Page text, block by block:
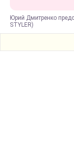
Юрий Дмитренко
STYLER)